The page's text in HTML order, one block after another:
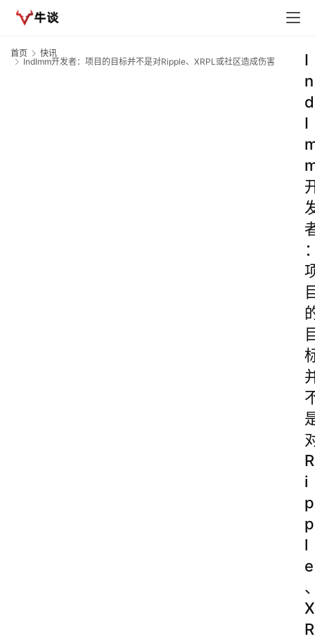
首页
快讯
IndImm开发者：项目的目标并不是对Ripple、XRPL或社区造成伤害
I
n
d
I
R
i
p
p
l
e
X
R